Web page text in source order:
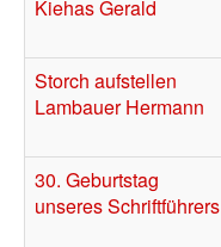
Kiehas Gerald
Storch aufstellen
Lambauer Hermann
30. Geburtstag
unseres Schriftführers